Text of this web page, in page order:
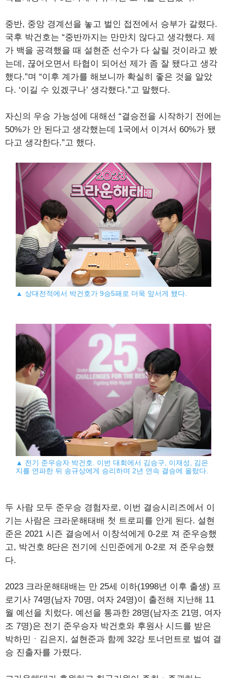
중반, 중앙 경계선을 놓고 벌인 접전에서 승부가 갈렸다.
국후 박건호는 “중반까지는 만만치 않다고 생각했다. 제
가 백을 공격했을 때 설현준 선수가 다 살릴 것이라고 봤
는데, 끊어오면서 타협이 되어선 제가 좀 잘 됐다고 생각
했다.”며 “이후 계가를 해보니까 확실히 좋은 것을 알았
다. ‘이길 수 있겠구나’ 생각했다.”고 말했다.
자신의 우승 가능성에 대해선 “결승전을 시작하기 전에는
50%가 안 된다고 생각했는데 1국에서 이겨서 60%가 됐
다고 생각한다.”고 했다.
▲ 상대전적에서 박건호가 9승5패로 더욱 앞서게 됐다.
▲ 전기 준우승자 박건호. 이번 대회에서 김승구, 이재성, 김은
지를 연파한 뒤 송규상에게 승리하며 2년 연속 결승에 올랐다.
두 사람 모두 준우승 경험자로, 이번 결승시리즈에서 이
기는 사람은 크라운해태배 첫 트로피를 안게 된다. 설현
준은 2021 시즌 결승에서 이창석에게 0-2로 져 준우승했
고, 박건호 8단은 전기에 신민준에게 0-2로 져 준우승했
다.
2023 크라운해태배는 만 25세 이하(1998년 이후 출생) 프
로기사 74명(남자 70명, 여자 24명)이 출전해 지난해 11
월 예선을 치렀다. 예선을 통과한 28명(남자조 21명, 여자
조 7명)은 전기 준우승자 박건호와 후원사 시드를 받은
박하민ㆍ김은지, 설현준과 함께 32강 토너먼트로 벌여 결
승 진출자를 가렸다.